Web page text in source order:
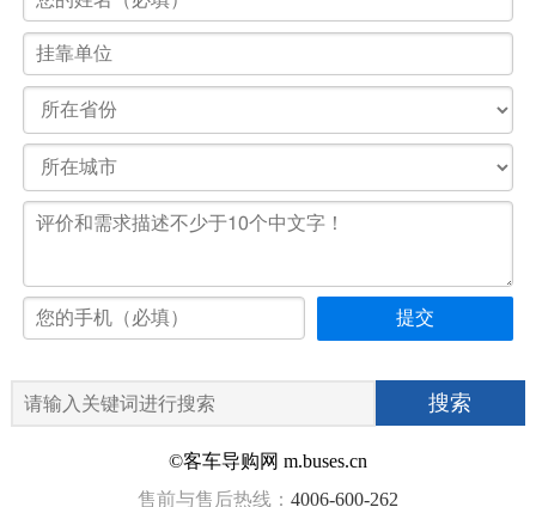
©客车导购网 m.buses.cn
售前与售后热线： 4006-600-262